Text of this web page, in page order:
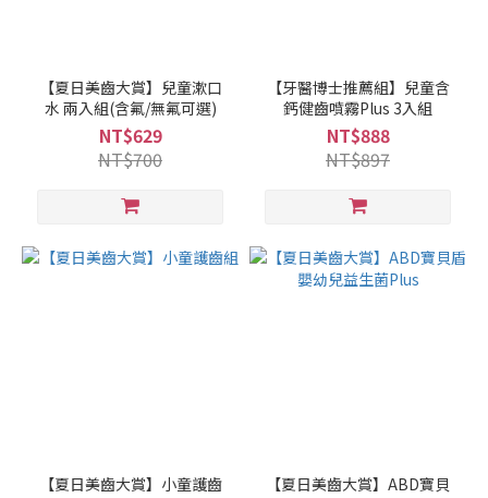
【夏日美齒大賞】兒童漱口
水 兩入組(含氟/無氟可選)
NT$629
NT$700
【牙醫博士推薦組】兒童含
鈣健齒噴霧Plus 3入組
NT$888
NT$897
【夏日美齒大賞】小童護齒
【夏日美齒大賞】ABD寶貝